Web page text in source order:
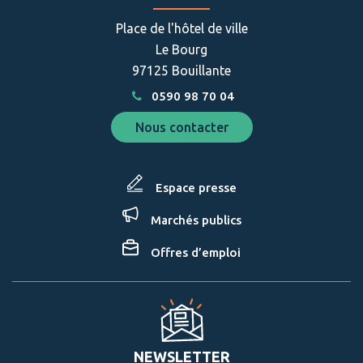
FacebookInstagram
Place de l'hôtel de ville
Le Bourg
97125 Bouillante
0590 98 70 04
Nous contacter
Espace presse
Marchés publics
Offres d’emploi
NEWSLETTER